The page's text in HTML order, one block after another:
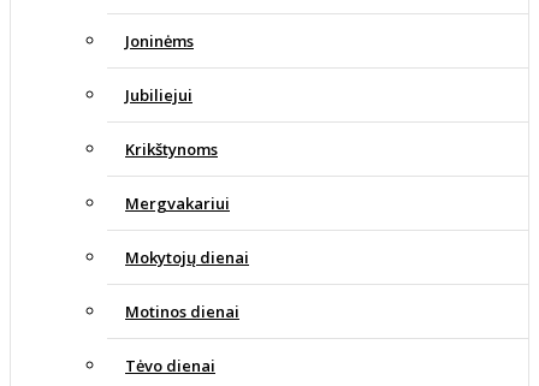
Joninėms
Jubiliejui
Krikštynoms
Mergvakariui
Mokytojų dienai
Motinos dienai
Tėvo dienai